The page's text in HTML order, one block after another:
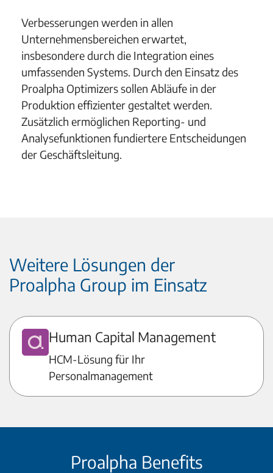
Verbesserungen werden in allen
Unternehmensbereichen erwartet,
insbesondere durch die Integration eines
umfassenden Systems. Durch den Einsatz des
Proalpha Optimizers sollen Abläufe in der
Produktion effizienter gestaltet werden.
Zusätzlich ermöglichen Reporting- und
Analysefunktionen fundiertere Entscheidungen
der Geschäftsleitung.
Weitere Lösungen der
Proalpha Group im Einsatz
Human Capital Management
HCM-Lösung für Ihr
Personalmanagement
Proalpha Benefits